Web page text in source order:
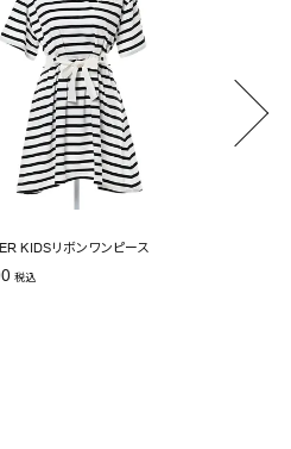
KIDSリボンワンピース
税込